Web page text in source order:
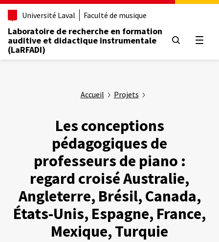
Aller
contenu
principal
Université Laval Faculté de musique
Laboratoire de recherche en formation
auditive et didactique instrumentale
(LaRFADI)
Accueil Projets
Les conceptions
pédagogiques de
professeurs de piano :
regard croisé Australie,
Angleterre, Brésil, Canada,
États-Unis, Espagne, France,
Mexique, Turquie